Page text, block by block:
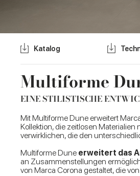
Multiforme
EINE STILISTISCHE
Katalog
Mit Multiforme Dune erweitert
Kollektion, die zeitlosen Materialien
verwirklichen, die den
Multiforme Dune erweitert das
an Zusammenstellungen
von Marca Corona gestaltet, die